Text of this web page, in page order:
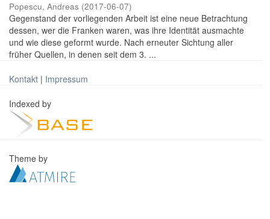
Popescu, Andreas (2017-06-07)
Gegenstand der vorliegenden Arbeit ist eine neue Betrachtung
dessen, wer die Franken waren, was ihre Identität ausmachte
und wie diese geformt wurde. Nach erneuter Sichtung aller
früher Quellen, in denen seit dem 3. ...
Kontakt | Impressum
Indexed by
Theme by